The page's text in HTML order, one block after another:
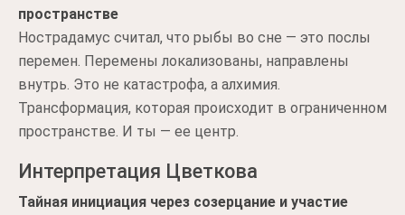
пространстве
Нострадамус считал, что рыбы во сне — это послы
перемен. Перемены локализованы, направлены
внутрь. Это не катастрофа, а алхимия.
Трансформация, которая происходит в ограниченном
пространстве. И ты — ее центр.
Интерпретация Цветкова
Тайная инициация через созерцание и участие